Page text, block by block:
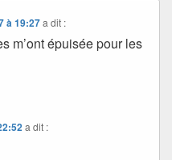
à 19:27 a dit :
m’ont épuisée pour les
a dit :